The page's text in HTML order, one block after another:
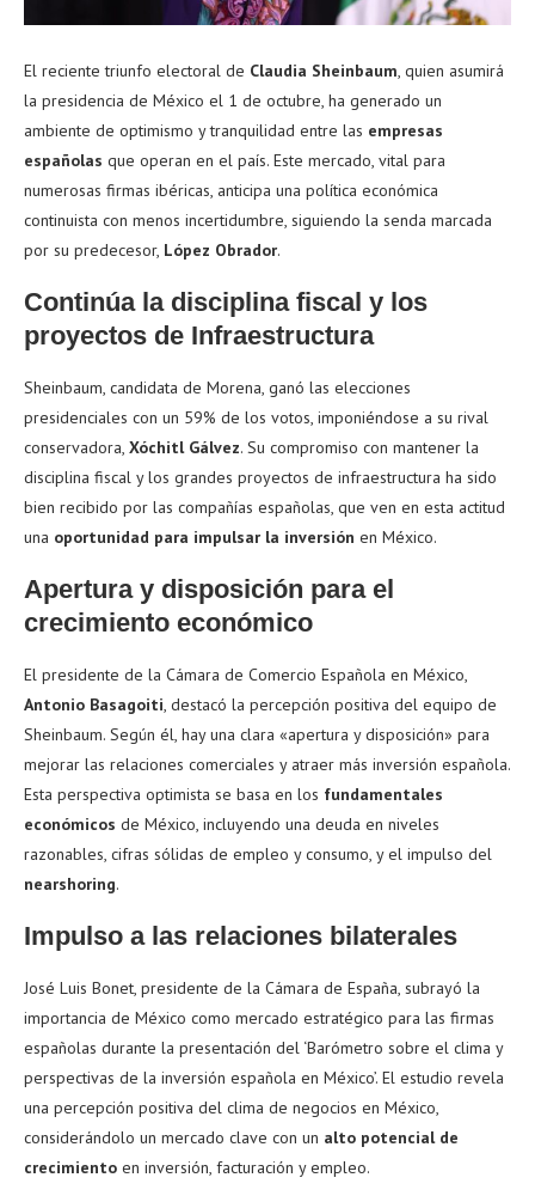
El reciente triunfo electoral de Claudia Sheinbaum, quien asumirá
la presidencia de México el 1 de octubre, ha generado un
ambiente de optimismo y tranquilidad entre las empresas
españolas que operan en el país. Este mercado, vital para
numerosas firmas ibéricas, anticipa una política económica
continuista con menos incertidumbre, siguiendo la senda marcada
por su predecesor, López Obrador.
Continúa la disciplina fiscal y los
proyectos de Infraestructura
Sheinbaum, candidata de Morena, ganó las elecciones
presidenciales con un 59% de los votos, imponiéndose a su rival
conservadora, Xóchitl Gálvez. Su compromiso con mantener la
disciplina fiscal y los grandes proyectos de infraestructura ha sido
bien recibido por las compañías españolas, que ven en esta actitud
una oportunidad para impulsar la inversión en México.
Apertura y disposición para el
crecimiento económico
El presidente de la Cámara de Comercio Española en México,
Antonio Basagoiti, destacó la percepción positiva del equipo de
Sheinbaum. Según él, hay una clara «apertura y disposición» para
mejorar las relaciones comerciales y atraer más inversión española.
Esta perspectiva optimista se basa en los fundamentales
económicos de México, incluyendo una deuda en niveles
razonables, cifras sólidas de empleo y consumo, y el impulso del
nearshoring.
Impulso a las relaciones bilaterales
José Luis Bonet, presidente de la Cámara de España, subrayó la
importancia de México como mercado estratégico para las firmas
españolas durante la presentación del ‘Barómetro sobre el clima y
perspectivas de la inversión española en México’. El estudio revela
una percepción positiva del clima de negocios en México,
considerándolo un mercado clave con un alto potencial de
crecimiento en inversión, facturación y empleo.